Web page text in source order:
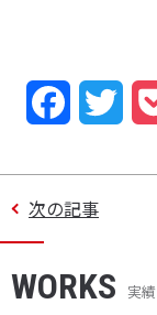
b
次の記事
WORKS 実績